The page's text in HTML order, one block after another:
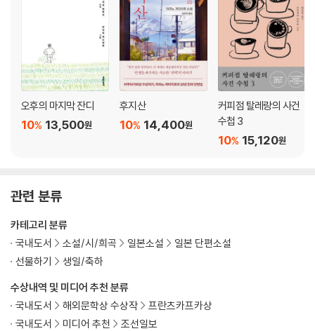
오후의 마지막 잔디
13,500원
10%
후지산
14,400원
10%
커피점 탈레랑의 사건
수첩 3
15,120원
10%
관련 분류
수상내역 및 미디어 추천 분류
국내도서
해외문학상 수상작
프란츠카프카상
국내도서
미디어 추천
조선일보
카테고리 분류
국내도서
소설/시/희곡 일본소설
일본 단편소설
선물하기
생일/축하